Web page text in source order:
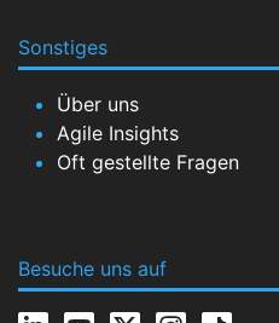
Sonstiges
Über uns
Agile Insights
Oft gestellte Fragen
Besuche uns auf